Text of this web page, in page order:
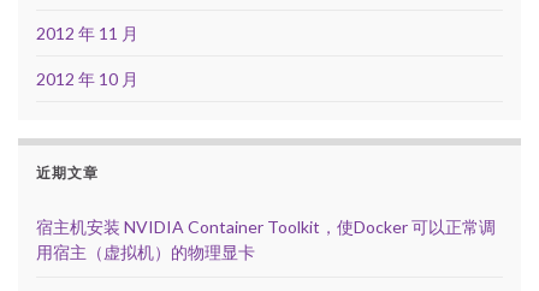
2012 年 11 月
2012 年 10 月
近期文章
宿主机安装 NVIDIA Container Toolkit，使Docker 可以正常调
用宿主（虚拟机）的物理显卡